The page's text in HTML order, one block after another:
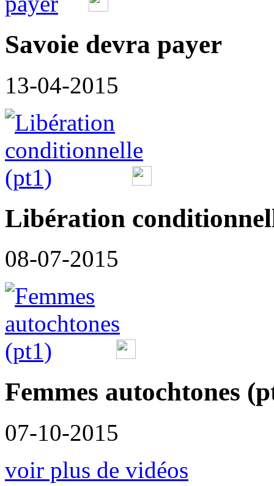
Savoie devra payer
13-04-2015
Libération
08-07-2015
Femmes autochtones
07-10-2015
voir plus de vidéos